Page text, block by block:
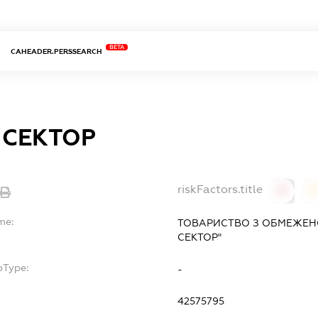
CAHEADER.PERSSEARCH
BETA
riskFactors.title
ТОВАРИСТВО З
СЕКТОР"
-
42575795